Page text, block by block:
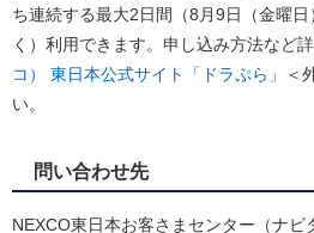
ち連続する最大2日間（8月9日（金曜
く）利用できます。申し込み方法など詳
コ） 東日本公式サイト「ドラぷら」
＜
い。
問い合わせ先
NEXCO東日本お客さまセンター（ナ